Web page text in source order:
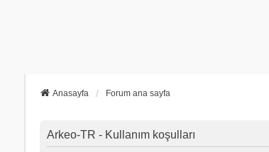
Anasayfa Forum ana sayfa
Arkeo-TR - Kullanım koşulları